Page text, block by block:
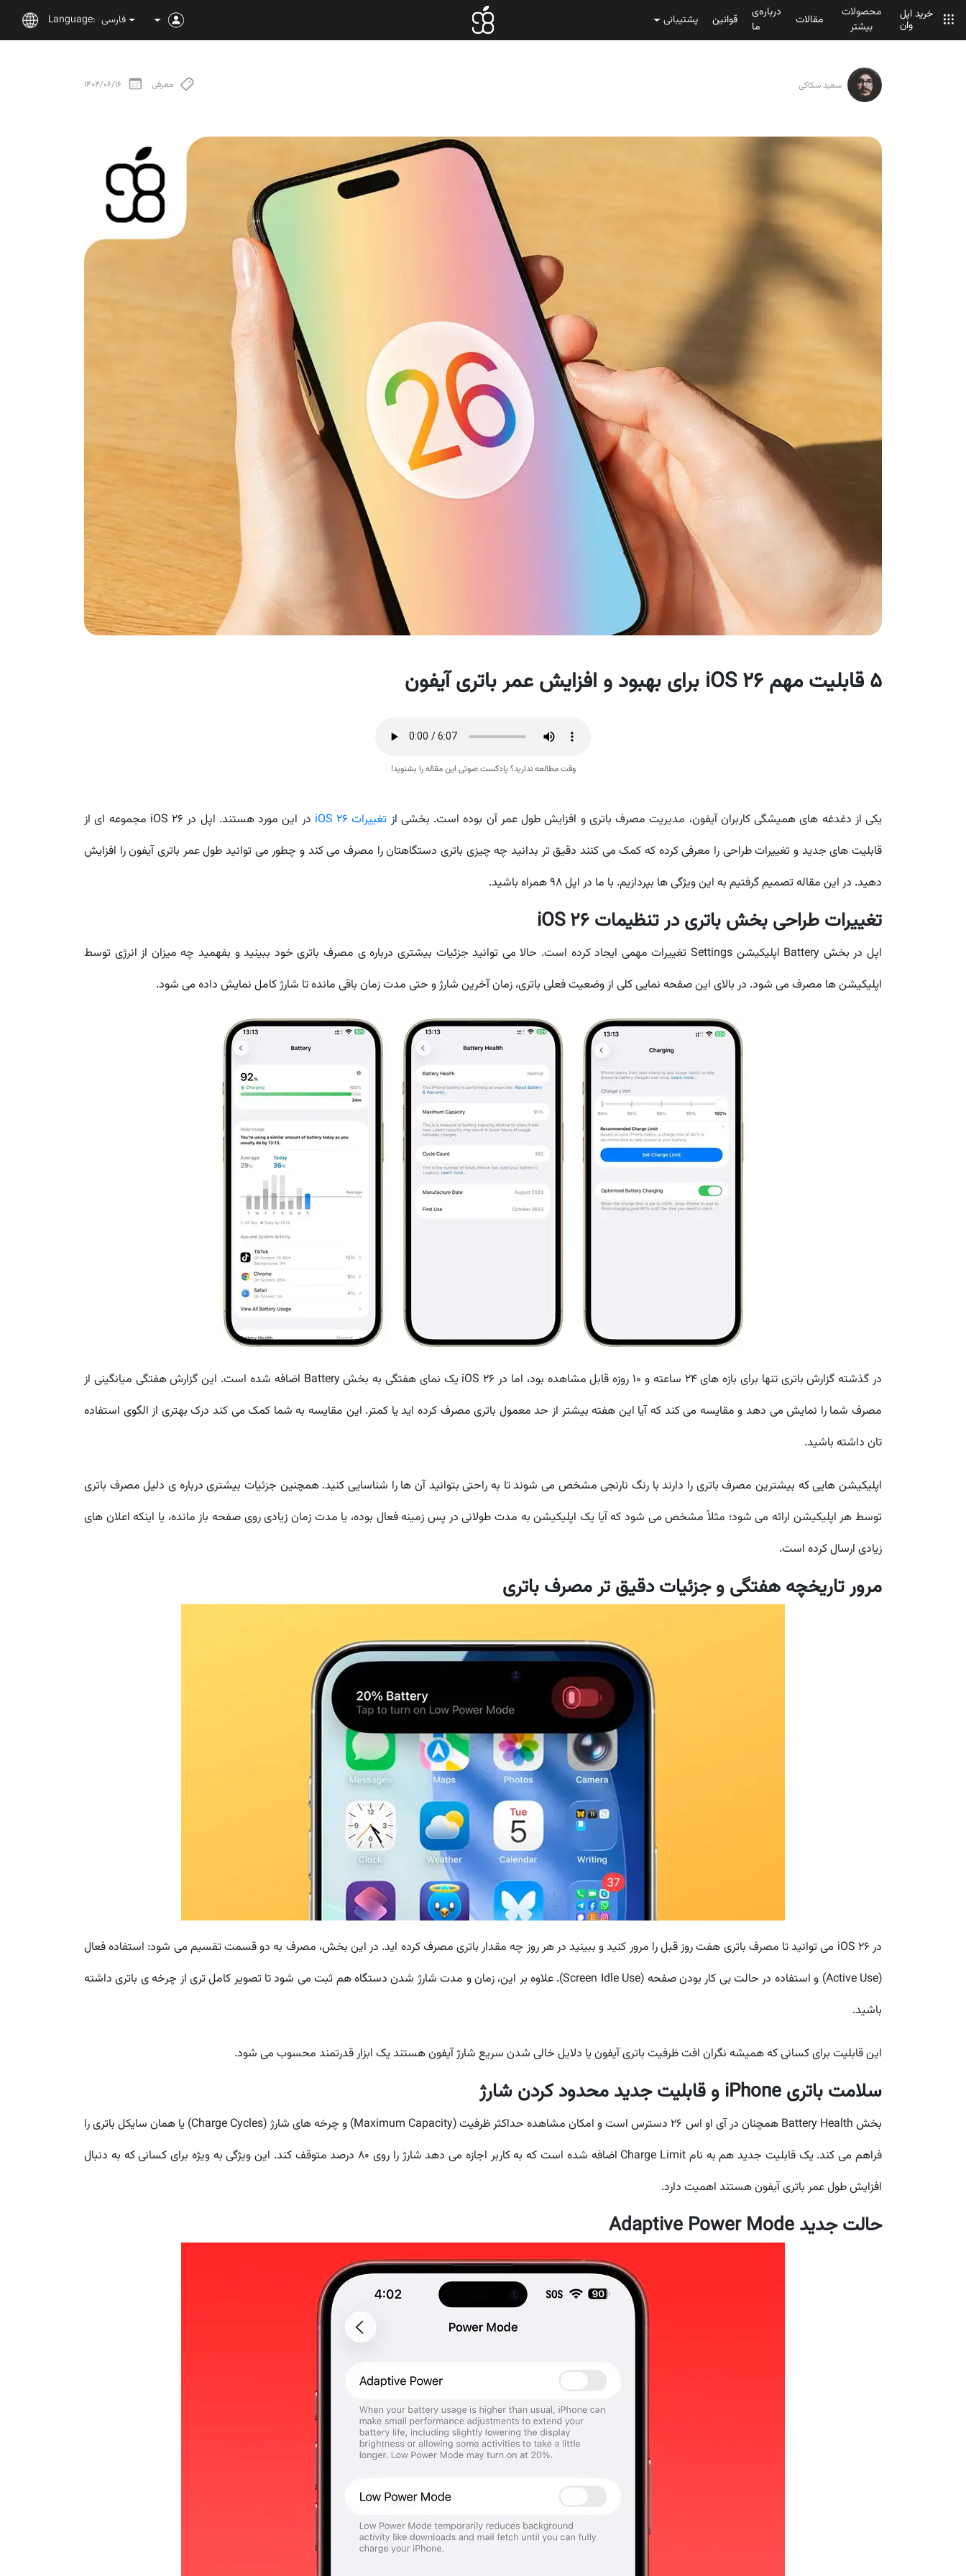
خرید اپل
وان
محصولات
بیشتر
مقالات
درباره‌ی
ما
قوانین پشتیبانی Language: فارسی
سعید سکاکی معرفی 1404/06/16
5 قابلیت مهم iOS 26 برای بهبود و افزایش عمر باتری آیفون
وقت مطالعه ندارید؟ پادکست صوتی این مقاله را بشنوید!
یکی از دغدغه های همیشگی کاربران آیفون، مدیریت مصرف باتری و افزایش طول عمر آن بوده است. بخشی از تغییرات iOS 26
در این مورد هستند. اپل در iOS 26 مجموعه ای از
قابلیت های جدید و تغییرات طراحی را معرفی کرده که کمک می کنند دقیق تر بدانید چه چیزی باتری دستگاهتان را مصرف می کند و چطور می توانید طول عمر باتری آیفون را افزایش
دهید. در این مقاله تصمیم گرفتیم به این ویژگی ها بپردازیم. با ما در اپل 98 همراه باشید.
تغییرات طراحی بخش باتری در تنظیمات iOS 26
اپل در بخش Battery اپلیکیشن Settings تغییرات مهمی ایجاد کرده است. حالا می توانید جزئیات بیشتری درباره ی مصرف باتری خود ببینید و بفهمید چه میزان از انرژی توسط
اپلیکیشن ها مصرف می شود. در بالای این صفحه نمایی کلی از وضعیت فعلی باتری، زمان آخرین شارژ و حتی مدت زمان باقی مانده تا شارژ کامل نمایش داده می شود.
در گذشته گزارش باتری تنها برای بازه های ۲۴ ساعته و ۱۰ روزه قابل مشاهده بود، اما در iOS 26 یک نمای هفتگی به بخش Battery اضافه شده است. این گزارش هفتگی میانگینی از
مصرف شما را نمایش می دهد و مقایسه می کند که آیا این هفته بیشتر از حد معمول باتری مصرف کرده اید یا کمتر. این مقایسه به شما کمک می کند درک بهتری از الگوی استفاده
تان داشته باشید.
اپلیکیشن هایی که بیشترین مصرف باتری را دارند با رنگ نارنجی مشخص می شوند تا به راحتی بتوانید آن ها را شناسایی کنید. همچنین جزئیات بیشتری درباره ی دلیل مصرف باتری
توسط هر اپلیکیشن ارائه می شود؛ مثلاً مشخص می شود که آیا یک اپلیکیشن به مدت طولانی در پس زمینه فعال بوده، یا مدت زمان زیادی روی صفحه باز مانده، یا اینکه اعلان های
زیادی ارسال کرده است.
مرور تاریخچه هفتگی و جزئیات دقیق تر مصرف باتری
در iOS 26 می توانید تا مصرف باتری هفت روز قبل را مرور کنید و ببینید در هر روز چه مقدار باتری مصرف کرده اید. در این بخش، مصرف به دو قسمت تقسیم می شود: استفاده فعال
(Active Use) و استفاده در حالت بی کار بودن صفحه (Screen Idle Use). علاوه بر این، زمان و مدت شارژ شدن دستگاه هم ثبت می شود تا تصویر کامل تری از چرخه ی باتری داشته
باشید.
این قابلیت برای کسانی که همیشه نگران افت ظرفیت باتری آیفون یا دلایل خالی شدن سریع شارژ آیفون هستند یک ابزار قدرتمند محسوب می شود.
سلامت باتری iPhone و قابلیت جدید محدود کردن شارژ
بخش Battery Health همچنان در آی او اس 26 دسترس است و امکان مشاهده حداکثر ظرفیت (Maximum Capacity) و چرخه های شارژ (Charge Cycles) یا همان سایکل باتری را
فراهم می کند. یک قابلیت جدید هم به نام Charge Limit اضافه شده است که به کاربر اجازه می دهد شارژ را روی ۸۰ درصد متوقف کند. این ویژگی به ویژه برای کسانی که به دنبال
افزایش طول عمر باتری آیفون هستند اهمیت دارد.
حالت جدید Adaptive Power Mode